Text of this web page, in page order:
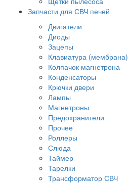
Запчасти для СВЧ печей
Двигатели
Диоды
Зацепы
Клавиатура (мембрана)
Колпачок магнетрона
Конденсаторы
Крючки двери
Лампы
Магнетроны
Предохранители
Прочее
Роллеры
Слюда
Таймер
Тарелки
Трансформатор СВЧ